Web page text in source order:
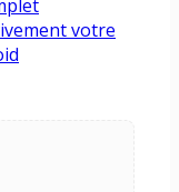
votre